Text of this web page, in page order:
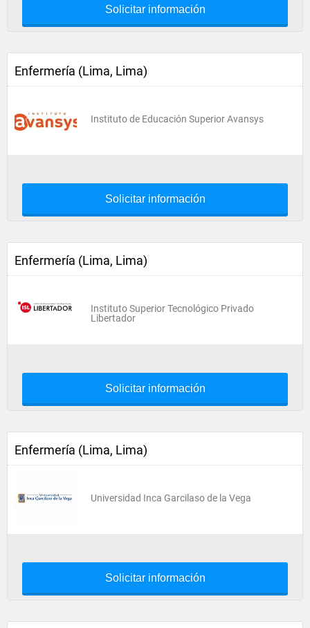
Solicitar información
Enfermería (Lima, Lima)
Instituto de Educación Superior Avansys
Solicitar información
Enfermería (Lima, Lima)
Instituto Superior Tecnológico Privado
Libertador
Solicitar información
Enfermería (Lima, Lima)
Universidad Inca Garcilaso de la Vega
Solicitar información